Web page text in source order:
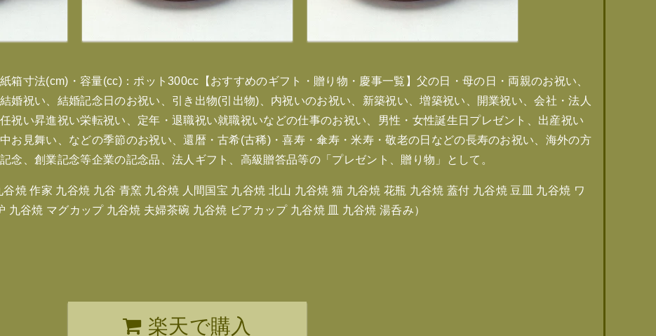
箱寸法(cm)・容量(cc)：ポット300cc【おすすめのギフト・贈り物・慶事一覧】父の日・母の日・両親のお祝い、
婚祝い、結婚記念日のお祝い、引き出物(引出物)、内祝いのお祝い、新築祝い、増築祝い、開業祝い、会社・法人
祝い昇進祝い栄転祝い、定年・退職祝い就職祝いなどの仕事のお祝い、男性・女性誕生日プレゼント、出産祝い
お見舞い、などの季節のお祝い、還暦・古希(古稀)・喜寿・傘寿・米寿・敬老の日などの長寿のお祝い、海外の方
念、創業記念等企業の記念品、法人ギフト、高級贈答品等の「プレゼント、贈り物」として。
谷焼 作家 九谷焼 九谷 青窯 九谷焼 人間国宝 九谷焼 北山 九谷焼 猫 九谷焼 花瓶 九谷焼 蓋付 九谷焼 豆皿 九谷焼 ワ
谷焼 マグカップ 九谷焼 夫婦茶碗 九谷焼 ビアカップ 九谷焼 皿 九谷焼 湯呑み）
楽天で購入